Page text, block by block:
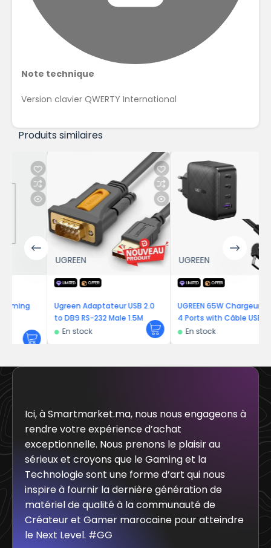
Note technique
Version clavier QWERTY International
Produits similaires
UGREEN
OFFER
Ugreen Adaptateur USB 2.0
to DB9 RS-232 Male 1.5M
En stock
UGREEN
OFFER
UGREEN 65W Chargeur USB C
4 Ports with Câble USB C
vers USB C Coudé PD 60W
Charge Rapide
En stock
Ici, à Smartmarket.ma, nous nous engageons à
rendre votre expérience d’achat
exceptionnelle. Nous prenons le plaisir au
sérieux et croyons que le Gaming et la
Technologie sont une forme d’art qui nous
inspire à fournir la dernière génération de
matériel de qualité à la communauté de
Créateur et Gamer marocaine pour atteindre
le Next Level. #GG